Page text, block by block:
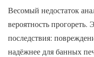
Весомый недостаток
вероятность
последствия:
надёжнее для банных